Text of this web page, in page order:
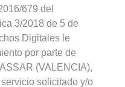
679 del
3/2018 de 5 de
Digitales le
por parte de
(VALENCIA),
solicitado y/o